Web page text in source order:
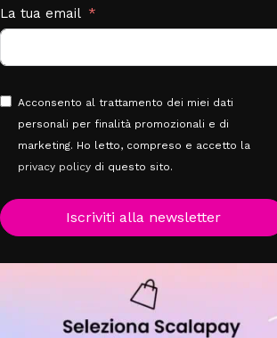
La tua email
Acconsento al trattamento dei miei dati
personali per finalità promozionali e di
marketing. Ho letto, compreso e accetto la
privacy policy di questo sito.
Iscriviti alla newsletter